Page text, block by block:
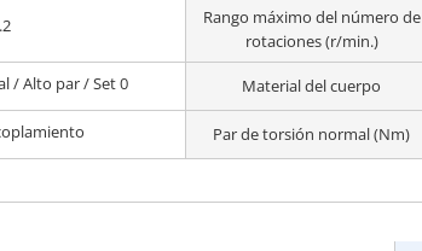
Rango máximo del número de
rotaciones (r/min.)
/ Alto par / Set 0 Material del cuerpo
Par de torsión normal (Nm)